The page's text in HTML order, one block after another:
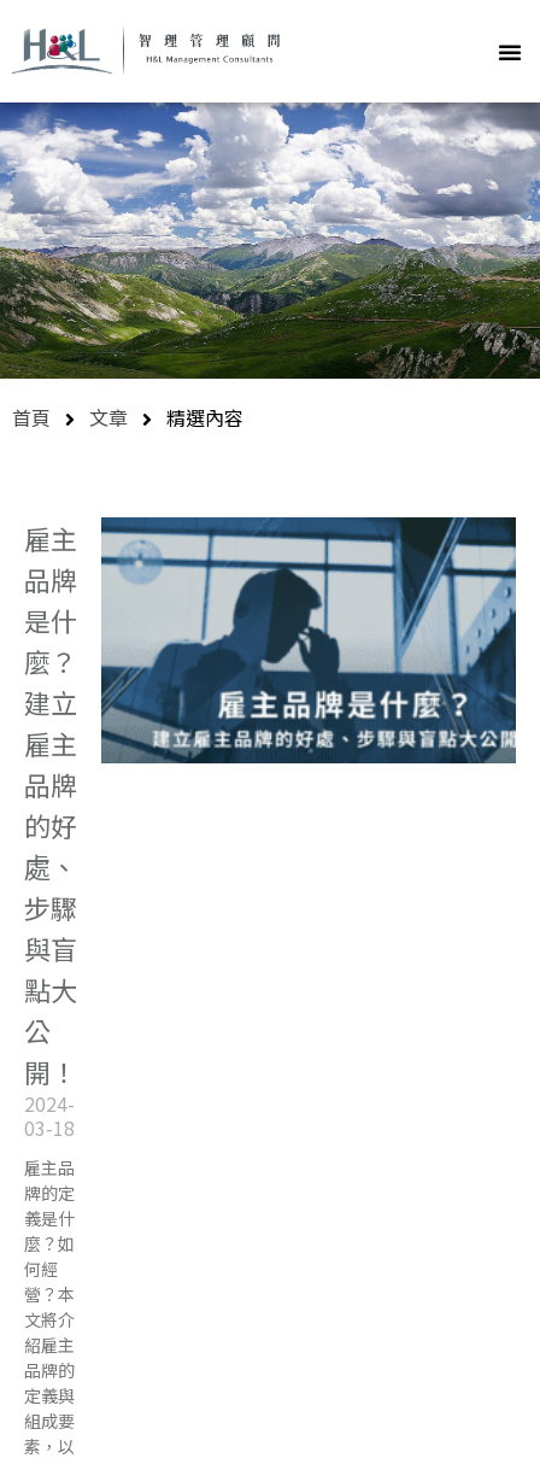
首頁 文章 精選內容
雇主
品牌
是什
麼？
建立
雇主
品牌
的好
處、
步驟
與盲
點大
公
開！
2024-
03-18
雇主品
牌的定
義是什
麼？如
何經
營？本
文將介
紹雇主
品牌的
定義與
組成要
素，以